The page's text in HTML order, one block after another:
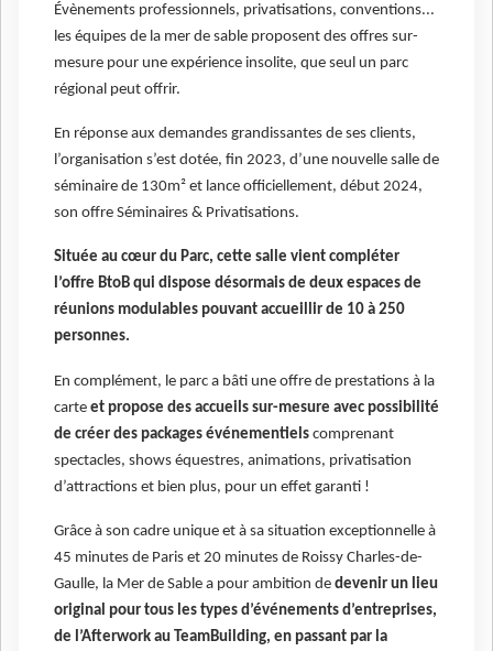
Évènements professionnels, privatisations, conventions...
les équipes de la mer de sable proposent des offres sur-
mesure pour une expérience insolite, que seul un parc
régional peut offrir.
En réponse aux demandes grandissantes de ses clients,
l’organisation s’est dotée, fin 2023, d’une nouvelle salle de
séminaire de 130m² et lance officiellement, début 2024,
son offre Séminaires & Privatisations.
Située au cœur du Parc, cette salle vient compléter
l’offre BtoB qui dispose désormais de deux espaces de
réunions modulables pouvant accueillir de 10 à 250
personnes.
En complément, le parc a bâti une offre de prestations à la
carte et propose des accueils sur-mesure avec possibilité
de créer des packages événementiels comprenant
spectacles, shows équestres, animations, privatisation
d’attractions et bien plus, pour un effet garanti !
Grâce à son cadre unique et à sa situation exceptionnelle à
45 minutes de Paris et 20 minutes de Roissy Charles-de-
Gaulle, la Mer de Sable a pour ambition de devenir un lieu
original pour tous les types d’événements d’entreprises,
de l’Afterwork au TeamBuilding, en passant par la